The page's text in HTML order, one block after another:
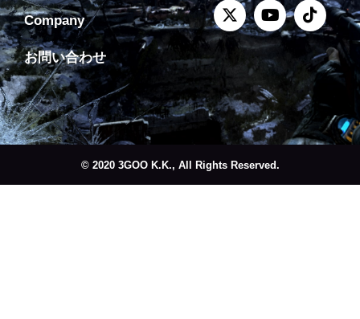
Company
お問い合わせ
© 2020 3GOO K.K., All Rights Reserved.